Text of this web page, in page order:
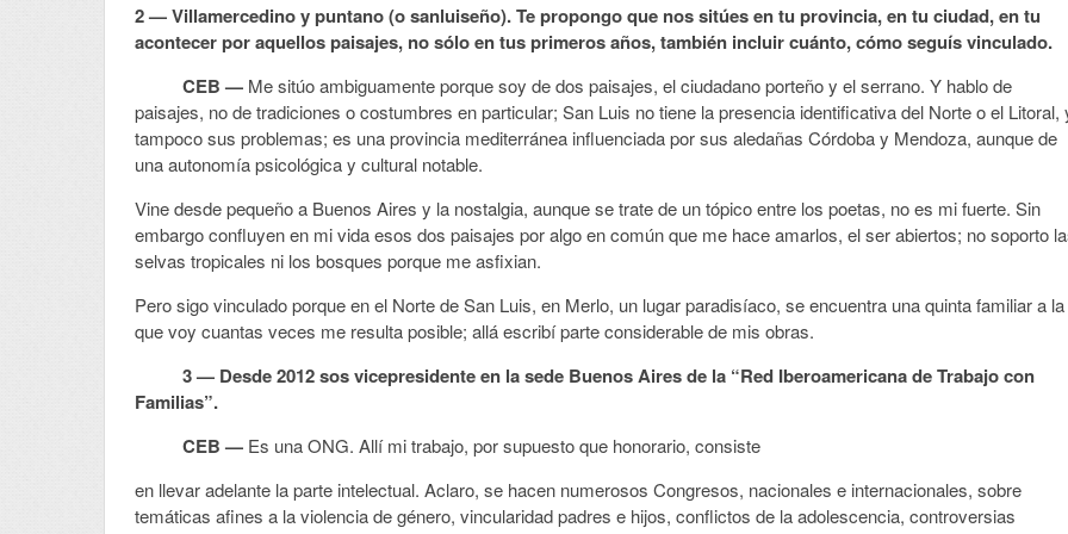
2 — Villamercedino y puntano (o sanluiseño). Te propongo que nos sitúes en tu provincia, en tu ciudad, en tu
acontecer por aquellos paisajes, no sólo en tus primeros años, también incluir cuánto, cómo seguís vinculado.
CEB — Me sitúo ambiguamente porque soy de dos paisajes, el ciudadano porteño y el serrano. Y hablo de
paisajes, no de tradiciones o costumbres en particular; San Luis no tiene la presencia identificativa del Norte o el Litoral,
tampoco sus problemas; es una provincia mediterránea influenciada por sus aledañas Córdoba y Mendoza, aunque de
una autonomía psicológica y cultural notable.
Vine desde pequeño a Buenos Aires y la nostalgia, aunque se trate de un tópico entre los poetas, no es mi fuerte. Sin
embargo confluyen en mi vida esos dos paisajes por algo en común que me hace amarlos, el ser abiertos; no soporto
selvas tropicales ni los bosques porque me asfixian.
Pero sigo vinculado porque en el Norte de San Luis, en Merlo, un lugar paradisíaco, se encuentra una quinta familiar a la
que voy cuantas veces me resulta posible; allá escribí parte considerable de mis obras.
3 — Desde 2012 sos vicepresidente en la sede Buenos Aires de la “Red Iberoamericana de Trabajo con
Familias”.
CEB — Es una ONG. Allí mi trabajo, por supuesto que honorario, consiste
en llevar adelante la parte intelectual. Aclaro, se hacen numerosos Congresos, nacionales e internacionales, sobre
temáticas afines a la violencia de género, vincularidad padres e hijos, conflictos de la adolescencia, controversias